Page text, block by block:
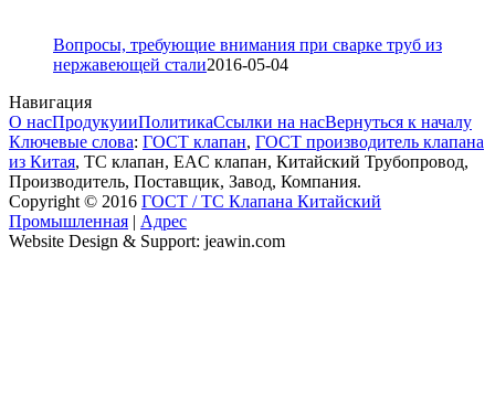
Вопросы, требующие внимания при сварке труб из
нержавеющей стали2016-05-04
Навигация
О насПродукуииПолитикаСсылки на насВернуться к началу
Ключевые слова: ГОСТ клапан, ГОСТ производитель клапана
из Китая, ТС клапан, EAC клапан, Китайский Трубопровод,
Производитель, Поставщик, Завод, Компания.
Copyright © 2016 ГОСТ / ТС Клапана Китайский
Промышленная | Адрес
Website Design & Support: jeawin.com